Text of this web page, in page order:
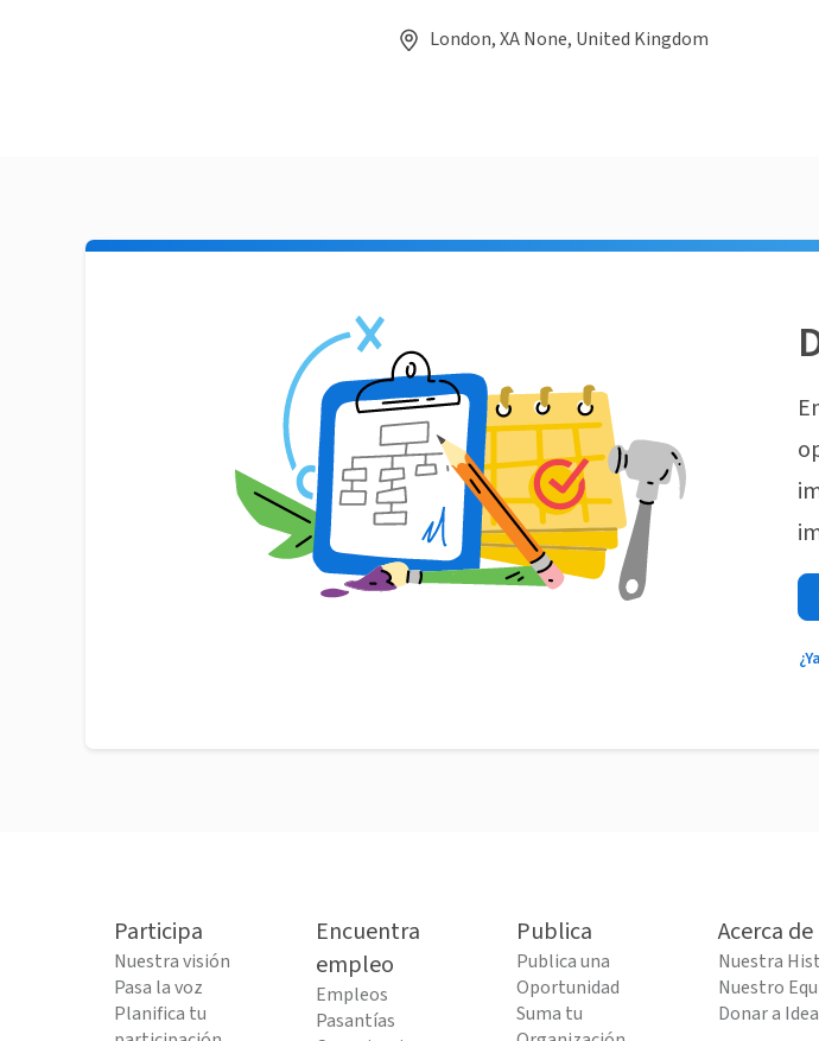
London, XA None, United Kingdom
Participa
Nuestra visión
Pasa la voz
Planifica tu
Encuentra
empleo
Empleos
Pasantías
Publica
Publica una
Oportunidad
Suma tu
Acerca de
Nuestra
Nuestro
Donar a